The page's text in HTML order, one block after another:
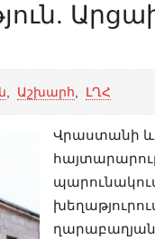
Աշխարհ ԼՂՀ
Վրաստանի և